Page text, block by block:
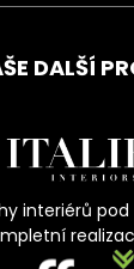
DALŠÍ
interiérů